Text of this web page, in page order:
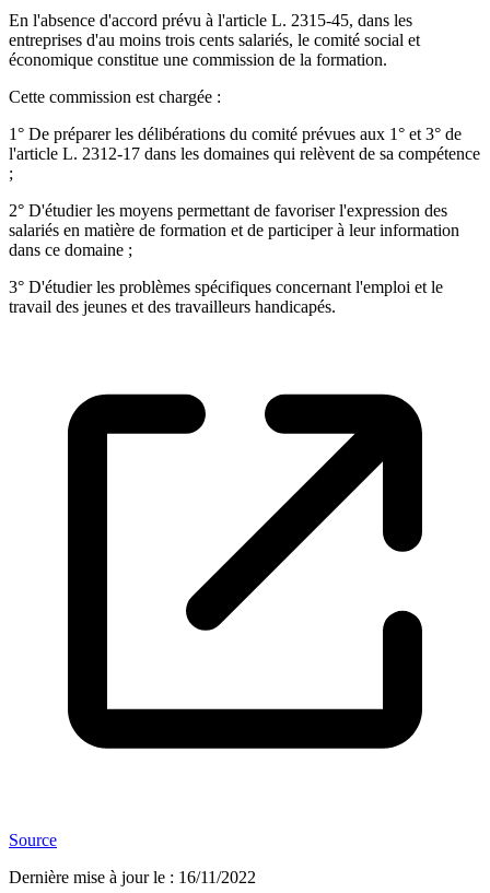
En l'absence d'accord prévu à l'article L. 2315-45, dans les
entreprises d'au moins trois cents salariés, le comité social et
économique constitue une commission de la formation.
Cette commission est chargée :
1° De préparer les délibérations du comité prévues aux 1° et 3° de
l'article L. 2312-17 dans les domaines qui relèvent de sa compétence
;
2° D'étudier les moyens permettant de favoriser l'expression des
salariés en matière de formation et de participer à leur information
dans ce domaine ;
3° D'étudier les problèmes spécifiques concernant l'emploi et le
travail des jeunes et des travailleurs handicapés.
Source
Dernière mise à jour le : 16/11/2022